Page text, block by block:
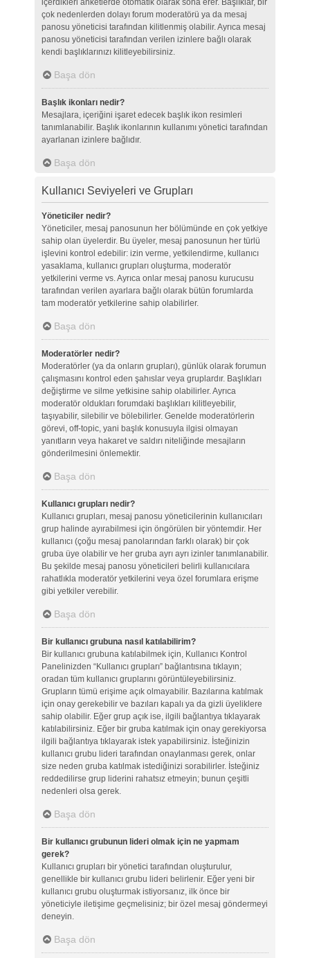
içerdikleri anketlerde otomatik olarak sona erer. Başlıklar, bir
çok nedenlerden dolayı forum moderatörü ya da mesaj
panosu yöneticisi tarafından kilitlenmiş olabilir. Ayrıca mesaj
panosu yöneticisi tarafından verilen izinlere bağlı olarak
kendi başlıklarınızı kilitleyebilirsiniz.
Başa dön
Başlık ikonları nedir?
Mesajlara, içeriğini işaret edecek başlık ikon resimleri
tanımlanabilir. Başlık ikonlarının kullanımı yönetici tarafından
ayarlanan izinlere bağlıdır.
Başa dön
Kullanıcı Seviyeleri ve Grupları
Yöneticiler nedir?
Yöneticiler, mesaj panosunun her bölümünde en çok yetkiye
sahip olan üyelerdir. Bu üyeler, mesaj panosunun her türlü
işlevini kontrol edebilir: izin verme, yetkilendirme, kullanıcı
yasaklama, kullanıcı grupları oluşturma, moderatör
yetkilerini verme vs. Ayrıca onlar mesaj panosu kurucusu
tarafından verilen ayarlara bağlı olarak bütün forumlarda
tam moderatör yetkilerine sahip olabilirler.
Başa dön
Moderatörler nedir?
Moderatörler (ya da onların grupları), günlük olarak forumun
çalışmasını kontrol eden şahıslar veya gruplardır. Başlıkları
değiştirme ve silme yetkisine sahip olabilirler. Ayrıca
moderatör oldukları forumdaki başlıkları kilitleyebilir,
taşıyabilir, silebilir ve bölebilirler. Genelde moderatörlerin
görevi, off-topic, yani başlık konusuyla ilgisi olmayan
yanıtların veya hakaret ve saldırı niteliğinde mesajların
gönderilmesini önlemektir.
Başa dön
Kullanıcı grupları nedir?
Kullanıcı grupları, mesaj panosu yöneticilerinin kullanıcıları
grup halinde ayırabilmesi için öngörülen bir yöntemdir. Her
kullanıcı (çoğu mesaj panolarından farklı olarak) bir çok
gruba üye olabilir ve her gruba ayrı ayrı izinler tanımlanabilir.
Bu şekilde mesaj panosu yöneticileri belirli kullanıcılara
rahatlıkla moderatör yetkilerini veya özel forumlara erişme
gibi yetkiler verebilir.
Başa dön
Bir kullanıcı grubuna nasıl katılabilirim?
Bir kullanıcı grubuna katılabilmek için, Kullanıcı Kontrol
Panelinizden “Kullanıcı grupları” bağlantısına tıklayın;
oradan tüm kullanıcı gruplarını görüntüleyebilirsiniz.
Grupların tümü erişime açık olmayabilir. Bazılarına katılmak
için onay gerekebilir ve bazıları kapalı ya da gizli üyeliklere
sahip olabilir. Eğer grup açık ise, ilgili bağlantıya tıklayarak
katılabilirsiniz. Eğer bir gruba katılmak için onay gerekiyorsa
ilgili bağlantıya tıklayarak istek yapabilirsiniz. İsteğinizin
kullanıcı grubu lideri tarafından onaylanması gerek, onlar
size neden gruba katılmak istediğinizi sorabilirler. İsteğiniz
reddedilirse grup liderini rahatsız etmeyin; bunun çeşitli
nedenleri olsa gerek.
Başa dön
Bir kullanıcı grubunun lideri olmak için ne yapmam
gerek?
Kullanıcı grupları bir yönetici tarafından oluşturulur,
genellikle bir kullanıcı grubu lideri belirlenir. Eğer yeni bir
kullanıcı grubu oluşturmak istiyorsanız, ilk önce bir
yöneticiyle iletişime geçmelisiniz; bir özel mesaj göndermeyi
deneyin.
Başa dön